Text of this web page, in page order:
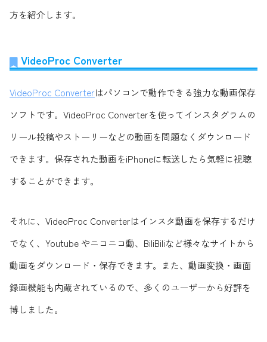
方を紹介します。
VideoProc Converter
VideoProc Converterはパソコンで動作できる強力な動画保存
ソフトです。VideoProc Converterを使ってインスタグラムの
リール投稿やストーリーなどの動画を問題なくダウンロード
できます。保存された動画をiPhoneに転送したら気軽に視聴
することができます。
それに、VideoProc Converterはインスタ動画を保存するだけ
でなく、Youtube やニコニコ動、BiliBiliなど様々なサイトから
動画をダウンロード・保存できます。また、動画変換・画面
録画機能も内蔵されているので、多くのユーザーから好評を
博しました。